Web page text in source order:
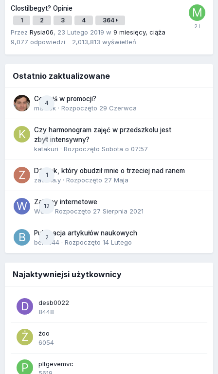
Clostilbegyt? Opinie
1 2 3 4 364
Przez Rysia06, 23 Lutego 2019 w 9 miesięcy, ciąża
9,077 odpowiedzi 2,013,813 wyświetleń
Ostatnio zaktualizowane
4
Co dziś w promocji?
maciek · Rozpoczęto 29 Czerwca
0
Czy harmonogram zajęć w przedszkolu jest
zbyt intensywny?
katakuri · Rozpoczęto Sobota o 07:57
1
Dźwięk, który obudził mnie o trzeciej nad ranem
zackr.a.y · Rozpoczęto 27 Maja
12
Zakupy internetowe
Wula
· Rozpoczęto 27 Sierpnia 2021
2
Publikacja artykułów naukowych
berus44 · Rozpoczęto 14 Lutego
Najaktywniejsi użytkownicy
desb0022
8448
żoo
6054
pltgevemvc